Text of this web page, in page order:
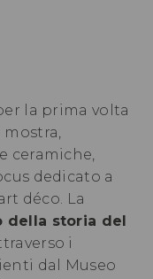
la prima volta
mostra,
ceramiche,
dedicato a
déco. La
della storia del
i
dal Museo